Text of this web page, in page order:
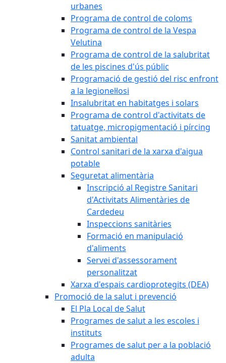
urbanes
Programa de control de coloms
Programa de control de la Vespa
Velutina
Programa de control de la salubritat
de les piscines d'ús públic
Programació de gestió del risc enfront
a la legionel·losi
Insalubritat en habitatges i solars
Programa de control d'activitats de
tatuatge, micropigmentació i pírcing
Sanitat ambiental
Control sanitari de la xarxa d'aigua
potable
Seguretat alimentària
Inscripció al Registre Sanitari
d'Activitats Alimentàries de
Cardedeu
Inspeccions sanitàries
Formació en manipulació
d'aliments
Servei d'assessorament
personalitzat
Xarxa d'espais cardioprotegits (DEA)
Promoció de la salut i prevenció
El Pla Local de Salut
Programes de salut a les escoles i
instituts
Programes de salut per a la població
adulta